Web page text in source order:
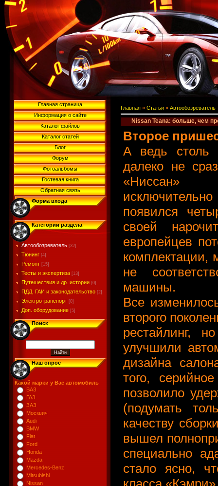
Главная страница
Информация о сайте
Каталог файлов
Каталог статей
Блог
Форум
Фотоальбомы
Гостевая книга
Обратная связь
Форма входа
Категории раздела
Автообозреватель [32]
Тюнинг [4]
Ремонт [15]
Тесты и экспертиза [13]
Путешествия и др. истории [0]
ПДД, ГАИ и законодательство [2]
Электротранспорт [0]
Доп. оборудование [5]
Поиск
Наш опрос
Какой марки у Вас автомобиль
ВАЗ
ГАЗ
ЗАЗ
Москвич
Audi
BMW
Fiat
Ford
Honda
Mazda
Mercedes-Benz
Mitsubishi
Nissan
Главная » Статьи » Автообозреватель
Nissan Teana: больше, чем
Второе
А ведь столь
далеко не
«Ниссан»
появился
своей
европейцев
не
машины.
Все
второго
рестайлинг,
улучшили
дизайна
того,
позволило
(подумать
качеству
вышел
специально
стало ясно,